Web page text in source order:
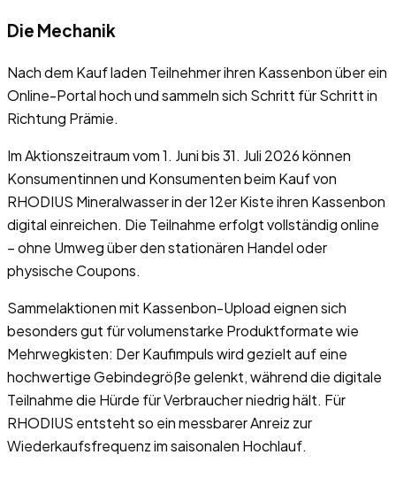
Die Mechanik
Nach dem Kauf laden Teilnehmer ihren Kassenbon über ein
Online-Portal hoch und sammeln sich Schritt für Schritt in
Richtung Prämie.
Im Aktionszeitraum vom 1. Juni bis 31. Juli 2026 können
Konsumentinnen und Konsumenten beim Kauf von
RHODIUS Mineralwasser in der 12er Kiste ihren Kassenbon
digital einreichen. Die Teilnahme erfolgt vollständig online
– ohne Umweg über den stationären Handel oder
physische Coupons.
Sammelaktionen mit Kassenbon-Upload eignen sich
besonders gut für volumenstarke Produktformate wie
Mehrwegkisten: Der Kaufimpuls wird gezielt auf eine
hochwertige Gebindegröße gelenkt, während die digitale
Teilnahme die Hürde für Verbraucher niedrig hält. Für
RHODIUS entsteht so ein messbarer Anreiz zur
Wiederkaufsfrequenz im saisonalen Hochlauf.